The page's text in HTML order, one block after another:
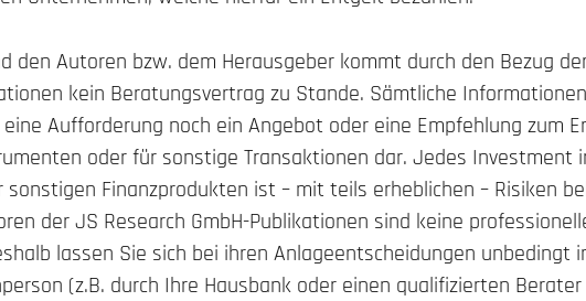
den Autoren bzw. dem Herausgeber kommt durch den Bezug
kein Beratungsvertrag zu Stande. Sämtliche
Aufforderung noch ein Angebot oder eine Empfehlung zum
oder für sonstige Transaktionen dar. Jedes Investment
sonstigen Finanzprodukten ist – mit teils erheblichen – Risiken
der JS Research GmbH-Publikationen sind keine
lassen Sie sich bei ihren Anlageentscheidungen unbedingt
(z.B. durch Ihre Hausbank oder einen qualifizierten